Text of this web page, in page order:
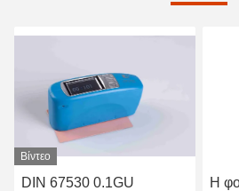
Βίντεο
DIN 67530 0.1GU
Η